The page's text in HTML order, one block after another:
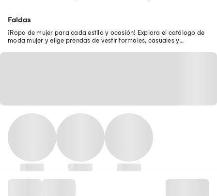
Faldas
¡Ropa de mujer para cada estilo y ocasión! Explora el catálogo de
moda mujer y elige prendas de vestir formales, casuales y